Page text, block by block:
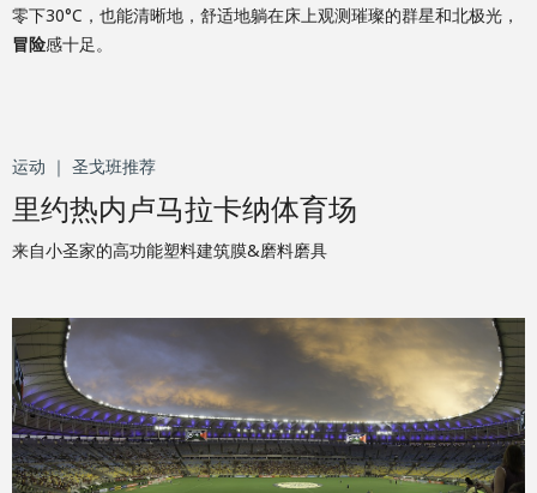
零下30°C，也能清晰地，舒适地躺在床上观测璀璨的群星和北极光，
冒险感十足。
运动 ｜ 圣戈班推荐
里约热内卢马拉卡纳体育场
来自小圣家的高功能塑料建筑膜&磨料磨具